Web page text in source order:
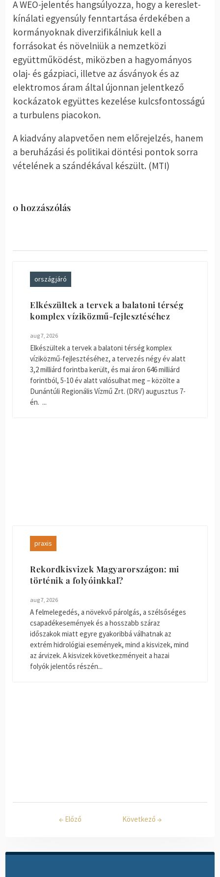
A WEO-jelentés hangsúlyozza, hogy a kereslet-
kínálati egyensúly fenntartása érdekében a
kormányoknak diverzifikálniuk kell a
forrásokat és növelniük a nemzetközi
együttműködést, miközben a hagyományos
olaj- és gázpiaci, illetve az ásványok és az
elektromos áram által újonnan jelentkező
kockázatok együttes kezelése kulcsfontosságú
a turbulens piacokon.
A kiadvány alapvetően nem előrejelzés, hanem
a beruházási és politikai döntési pontok sorra
vételének a szándékával készült. (MTI)
0 hozzászólás
országjáró
Elkészültek a tervek a balatoni térség
komplex víziközmű-fejlesztéséhez
aug 7, 2026
Elkészültek a tervek a balatoni térség komplex
víziközmű-fejlesztéséhez, a tervezés négy év alatt
3,2 milliárd forintba került, és mai áron 646 milliárd
forintból, 5-10 év alatt valósulhat meg – közölte a
Dunántúli Regionális Vízmű Zrt. (DRV) augusztus 7-
én. ...
praxis
Rekordkisvizek Magyarországon: mi
történik a folyóinkkal?
aug 7, 2026
A felmelegedés, a növekvő párolgás, a szélsőséges
csapadékesemények és a hosszabb száraz
időszakok miatt egyre gyakoribbá válhatnak az
extrém hidrológiai események, mind a kisvizek, mind
az árvizek. A kisvizek következményeit a hazai
folyók jelentős részén...
← Előző Következő →